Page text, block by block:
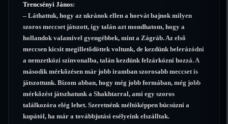
Trencsényi János:
– Láthattuk, hogy az ukránok ellen a horvát bajnok milyen
szoros meccset játszott, így talán azt mondhatom, hogy a
hollandok valamivel gyengébbek, mint a Zágráb. Az elsõ
meccsen kicsit megilletõdöttek voltunk, de kezdünk belerázódni
a nemzetközi színvonalba, talán kezdünk felzárkózni hozzá. A
második mérkõzésen már jobb iramban szorosabb meccset is
játszottunk. Bízom abban, hogy még jobb formában, még jobb
mérkõzést játszhatunk a Shakhtarral, ami egy szoros
találkozóra elég lehet. Szeretnénk méltóképpen búcsúzni a
kupától, ha már a továbbjutási esélyeink elszálltak.